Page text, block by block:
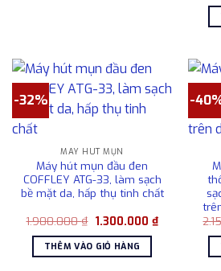
-32%
MÁY HÚT MỤN
Máy hút mụn đầu đen
COFFLEY ATG-33, làm sạch
bề mặt da, hấp thụ tinh chất
1.900.000₫ Giá
là:
1.900.000 ₫.
1.300.000 ₫Giá
hiện
1.300.000 ₫.
THÊM VÀO GIỎ HÀNG
-